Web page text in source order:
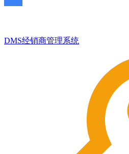
DMS经销商管理系统